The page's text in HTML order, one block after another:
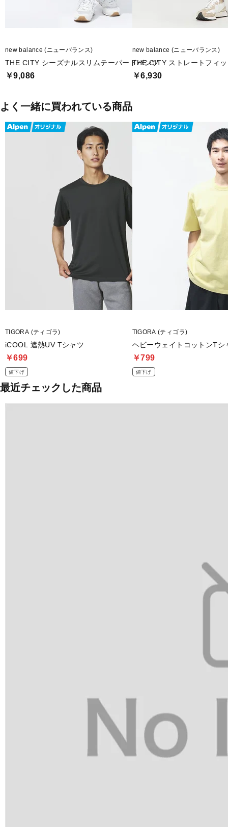
new balance (ニューバランス)
THE CITY シーズナルスリムテーパードパンツ
￥9,086
new balance (ニューバランス)
THE CITY ストレートフィ
￥6,930
よく一緒に買われている商品
TIGORA (ティゴラ)
iCOOL 遮熱UV Tシャツ
￥699
値下げ
TIGORA (ティゴラ)
ヘビーウェイトコットンTシ
￥799
値下げ
最近チェックした商品